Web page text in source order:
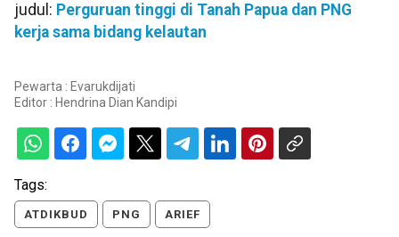
judul: Perguruan tinggi di Tanah Papua dan PNG
kerja sama bidang kelautan
Pewarta : Evarukdijati
Editor : Hendrina Dian Kandipi
Tags:
ATDIKBUD PNG ARIEF